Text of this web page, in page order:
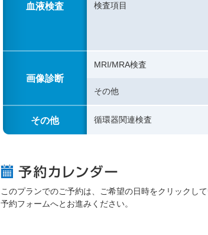
血液検査 検査項目
画像診断
MRI/MRA検査
その他
その他 循環器関連検査
このプランでのご予約は、ご希望の日時をクリックして
予約フォームへとお進みください。